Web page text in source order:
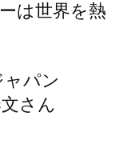
は世界を熱
パン
さん